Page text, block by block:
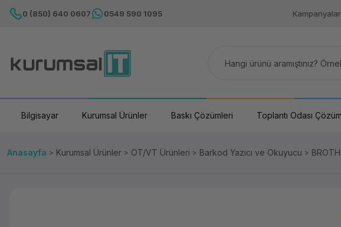
0 (850) 640 0607 0549 590 1095 Kampanyalar
Bilgisayar Kurumsal Ürünler Baskı Çözümleri Toplantı Odası
Anasayfa Kurumsal Ürünler OT/VT Ürünleri Barkod Yazıcı ve Okuyucu